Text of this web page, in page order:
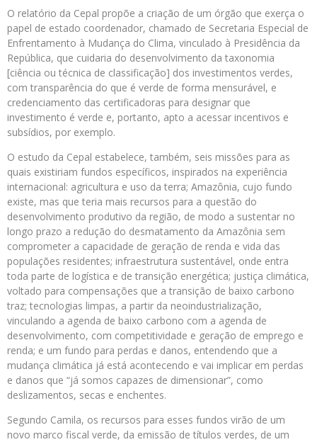
O relatório da Cepal propõe a criação de um órgão que exerça o
papel de estado coordenador, chamado de Secretaria Especial de
Enfrentamento à Mudança do Clima, vinculado à Presidência da
República, que cuidaria do desenvolvimento da taxonomia
[ciência ou técnica de classificação] dos investimentos verdes,
com transparência do que é verde de forma mensurável, e
credenciamento das certificadoras para designar que
investimento é verde e, portanto, apto a acessar incentivos e
subsídios, por exemplo.
O estudo da Cepal estabelece, também, seis missões para as
quais existiriam fundos específicos, inspirados na experiência
internacional: agricultura e uso da terra; Amazônia, cujo fundo
existe, mas que teria mais recursos para a questão do
desenvolvimento produtivo da região, de modo a sustentar no
longo prazo a redução do desmatamento da Amazônia sem
comprometer a capacidade de geração de renda e vida das
populações residentes; infraestrutura sustentável, onde entra
toda parte de logística e de transição energética; justiça climática,
voltado para compensações que a transição de baixo carbono
traz; tecnologias limpas, a partir da neoindustrialização,
vinculando a agenda de baixo carbono com a agenda de
desenvolvimento, com competitividade e geração de emprego e
renda; e um fundo para perdas e danos, entendendo que a
mudança climática já está acontecendo e vai implicar em perdas
e danos que “já somos capazes de dimensionar”, como
deslizamentos, secas e enchentes.
Segundo Camila, os recursos para esses fundos virão de um
novo marco fiscal verde, da emissão de títulos verdes, de um